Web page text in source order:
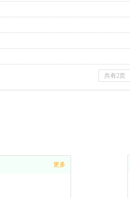
共有2页
更多